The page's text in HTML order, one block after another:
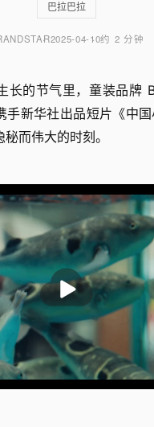
巴拉巴拉
2025-04-10约 2 分钟
长的节气里，童装品牌
手新华社出品短片《中
而伟大的时刻。